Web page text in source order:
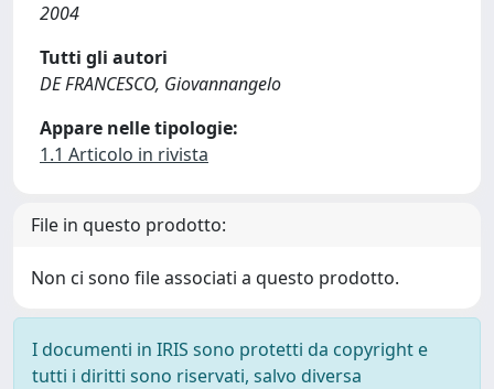
2004
Tutti gli autori
DE FRANCESCO, Giovannangelo
Appare nelle tipologie:
1.1 Articolo in rivista
File in questo prodotto:
Non ci sono file associati a questo prodotto.
I documenti in IRIS sono protetti da copyright e
tutti i diritti sono riservati, salvo diversa